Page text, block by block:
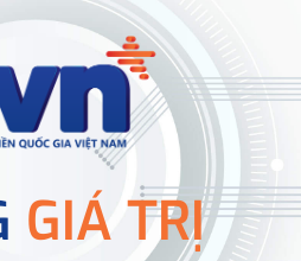
GIÁ TRỊ